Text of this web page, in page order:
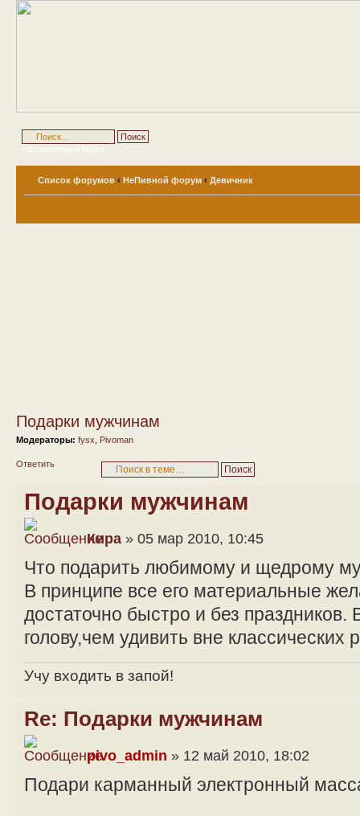
Расширенный поиск
Список форумов ‹ НеПивной форум ‹ Девичник
Подарки мужчинам
Модераторы: fysx Pivoman
Ответить
Подарки мужчинам
Кира » 05 мар 2010, 10:45
Что подарить любимому и щедрому
В принципе все его материальные
достаточно быстро и без праздников.
голову,чем удивить вне классических
Учу входить в запой!
Re: Подарки мужчинам
pivo_admin » 12 май 2010, 18:02
Подари карманный электронный